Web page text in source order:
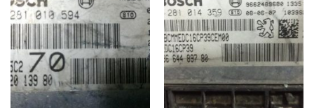
İstek
Listeme
İstek
Listeme
Ekle